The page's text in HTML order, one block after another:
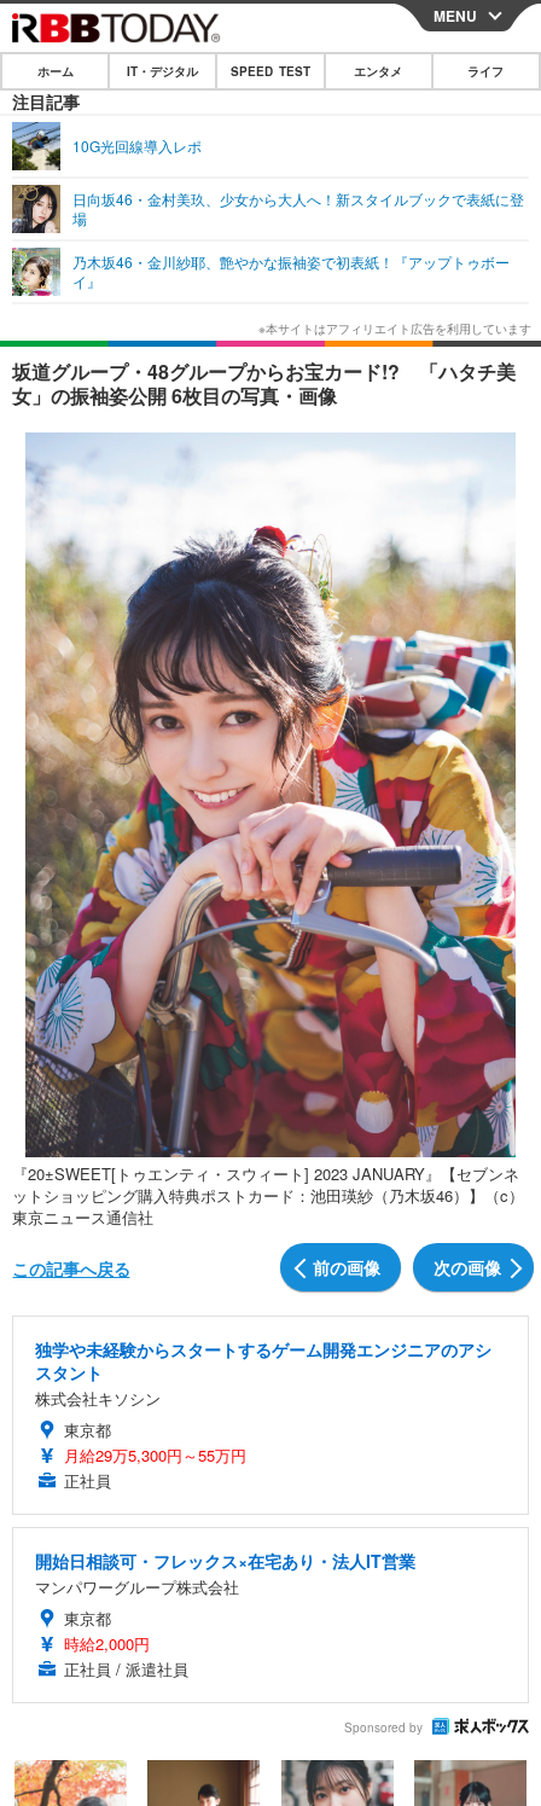
CLOSE
ホーム
IT・デジタル
ショッピング その他
SPEED TEST
エンタメ
エンタメTOP
韓国・芸能
音楽 スポーツ
ショッピング
ライフ
ライフTOP グルメ
ペット ショッピング
その他
リリース一覧
プッシュ通知の停止方法
MENU
ホーム IT・デジタル SPEED TEST エンタメ ライフ
注目記事
10G光回線導入レポ
日向坂46・金村美玖、少女から大人へ！新スタイルブックで表紙に登
場
乃木坂46・金川紗耶、艶やかな振袖姿で初表紙！『アップトゥボー
イ』
坂道グループ・48グループからお宝カード!? 「ハタチ美
女」の振袖姿公開 6枚目の写真・画像
『20±SWEET[トゥエンティ・スウィート] 2023 JANUARY』【セブンネ
ットショッピング購入特典ポストカード：池田瑛紗（乃木坂46）】（c）
東京ニュース通信社
前の画像 次の画像
この記事へ戻る
独学や未経験からスタートするゲーム開発エンジニアのアシ
スタント
株式会社キソシン
東京都
月給29万5,300円～55万円
正社員
開始日相談可・フレックス×在宅あり・法人IT営業
マンパワーグループ株式会社
東京都
時給2,000円
正社員 / 派遣社員
Sponsored by